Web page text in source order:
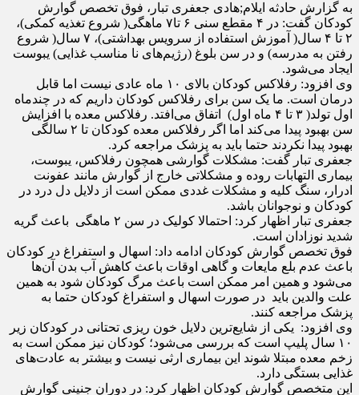
به گزارش حادثه ایلام;هادی جعفری تبار، فوق تخصص گوارش
کودکان گفت: در ۴ مقطع سنی ۶ تا۷ ماهگی( شروع تغذیه کمکی)،
۲ تا ۴ سال( آموزش استفاده از سرویس بهداشتی)، ۷ سال( شروع
رفتن به مدرسه) و در سن بلوغ (رژیم‌های نا مناسب غذایی) یبوست
ایجاد می‌شود.
وی افزود: رفلاکس کودکان بالای ۱۰ ماه عادی نیست اما قابل
درمان است. ما یک سن برای رفلاکس کودکان داریم که در چندماه
اول تولد( ۳ تا ۴ ماه اول) اتفاق می‌افتد. رفلاکس معده با افزایش
سن بهبود پیدا می‌کند اما اگر رفلاکس معده کودکان تا ۲ سالگی
بهبود پیدا نکردند حتما باید به پزشک مراجعه کرد.
جعفری تبار گفت: مشکلات گوارشی همچون رفلاکس، یبوست،
بیماری التهابات روده و مشکلاتی خارج از گوارش مانند عفونت
ادرار، سنگ کلیه و مشکلات غددی ممکن است از دلایل دل درد در
کودکان و نوجوانان باشد.
جعفری تبار اظهار کرد: احتمالا کولیک در سن ۲ ماهگی باعث گریه
شدید نوزادان است.
فوق تخصص گوارش کودکان ادامه داد: اسهال و استفراغ در کودکان
باعث عدم بلع مایعات و گاهی اوقات باعث کاهش آب بدن آن‌ها
می‌شود و همین امر ممکن است باعث مرگ کودکان شود به همین
علت والدین باید در صورت اسهال و استفراغ کودکان حتما به
پزشک مراجعه کنند.
وی افزود: یکی از شایع‌ترین دلایل خون ریزی تحتانی در کودکان زیر
۱۰ سال پلیپ است که بررسی می‌شود؛ کودکان نیز ممکن است به
زخم معده مبتلا شوند این بیماری ارثی نیست و بیشتر به عادت‌های
غذایی بستگی دارد.
این متخصص گوارش کودکان اظهار کرد: در دوران جنینی گوارش